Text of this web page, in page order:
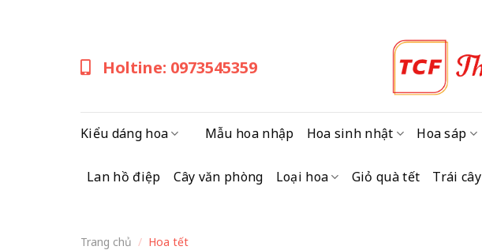
Holtine: 0973545359
Kiểu dáng hoa Mẫu hoa nhập Hoa sinh nhật Hoa sáp
Lan hồ điệp Cây văn phòng Loại hoa Giỏ quà tết Trái cây
Trang chủ / Hoa tết